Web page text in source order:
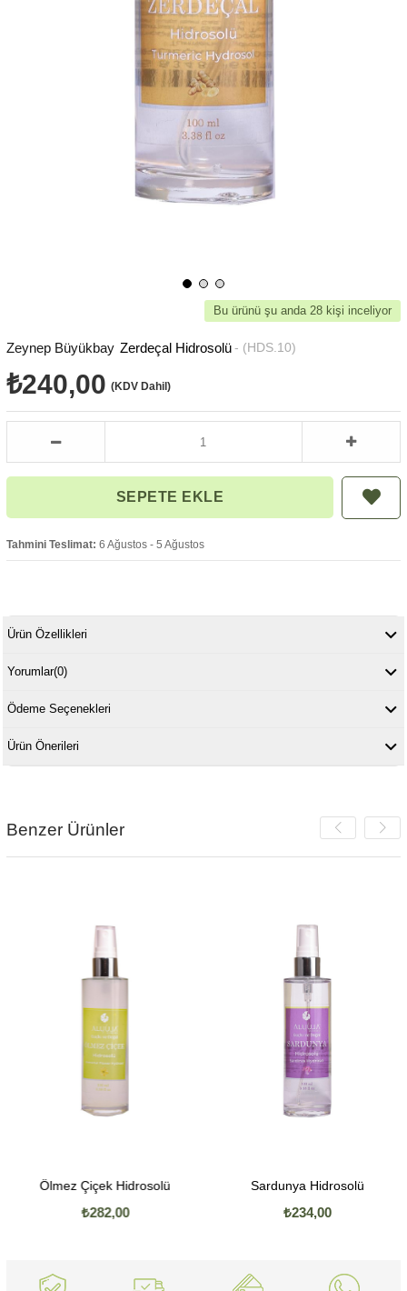
Bu ürünü şu anda 28 kişi inceliyor
Zeynep Büyükbay Zerdeçal Hidrosolü (HDS.10)
₺240,00 (KDV Dahil)
Tahmini Teslimat: 6 Ağustos - 5 Ağustos
Ürün Özellikleri
Yorumlar(0)
Ödeme Seçenekleri
Ürün Önerileri
Benzer Ürünler
Ölmez Çiçek Hidrosolü
₺282,00
Sardunya Hidrosolü
₺234,00